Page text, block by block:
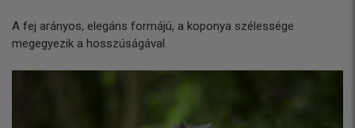
A fej arányos, elegáns formájú, a koponya szélessége
megegyezik a hosszúságával.